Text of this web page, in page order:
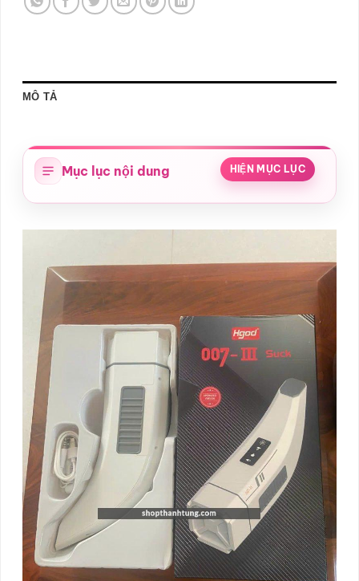
MÔ TẢ
Mục lục nội dung HIỆN MỤC LỤC